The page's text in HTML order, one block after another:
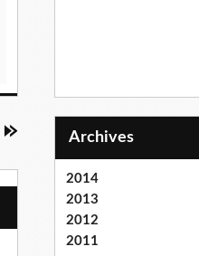
Archives
2014
2013
2012
2011